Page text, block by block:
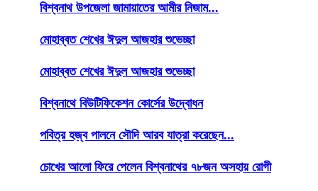
বিশ্বনাথ উপজেলা জামায়াতের আমীর নিজাম...
মোহাব্বত শেখের ঈদুল আজহার শুভেচ্ছা
মোহাব্বত শেখের ঈদুল আজহার শুভেচ্ছা
বিশ্বনাথে বিউটিফিকেশন কোর্সের উদ্বোধন
পবিত্র হজ্ব পালনে সৌদি আরব যাত্রা করেছেন...
চোখের আলো ফিরে পেলেন বিশ্বনাথের ৭৮জন অসহায় রোগী